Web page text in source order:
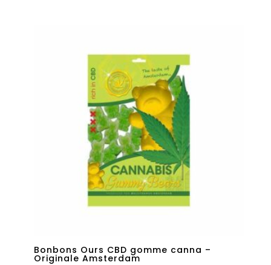
Bonbons Ours CBD gomme canna –
Originale Amsterdam